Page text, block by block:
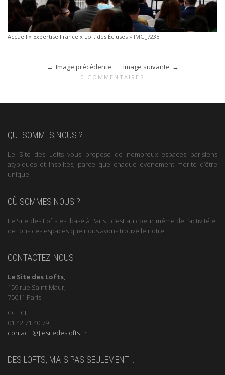
Accueil » Expertise France x Loft des Écluses » IMG_7238
Image précédente Image suivante
0 COMMENTAIRES
QUI SOMMES NOUS ?
Le Site des Lofts vous propose de nombreux espaces parisiens
atypiques et insolites, parce que chaque événement mérite d’être
unique.
OÙ SOMMES NOUS ?
Le Site des Lofts est basé à Paris : c’est au coeur même de l’activité et
de tous ces espaces que nous avons trouvé le notre.
CONTACTEZ-NOUS
Le Site des Lofts,
159 rue Saint-Maur,
75011 Paris
OFFICE
01.42.71.40.79
contact[@]lesitedeslofts.Fr
DES LOFTS, MAIS PAS SEULEMENT …